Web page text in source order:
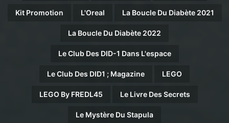
Kit Promotion L'Oreal La Boucle Du Diabète 2021
La Boucle Du Diabète 2022
Le Club Des DID-1 Dans L'espace
Le Club Des DID1 ; Magazine LEGO
LEGO By FREDL45 Le Livre Des Secrets
Le Mystère Du Stapula